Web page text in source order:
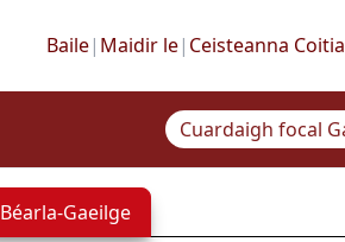
Baile| Maidir le| Ceisteanna
Béarla-Gaeilge